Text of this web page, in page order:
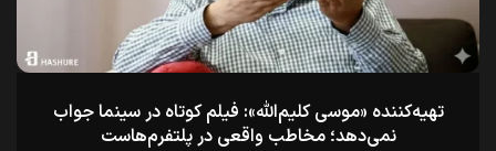
تهیه‌کننده «موسی کلیم‌الله»: فیلم کوتاه در سینما جواب
نمی‌دهد؛ مخاطب واقعی در پلتفرم‌هاست